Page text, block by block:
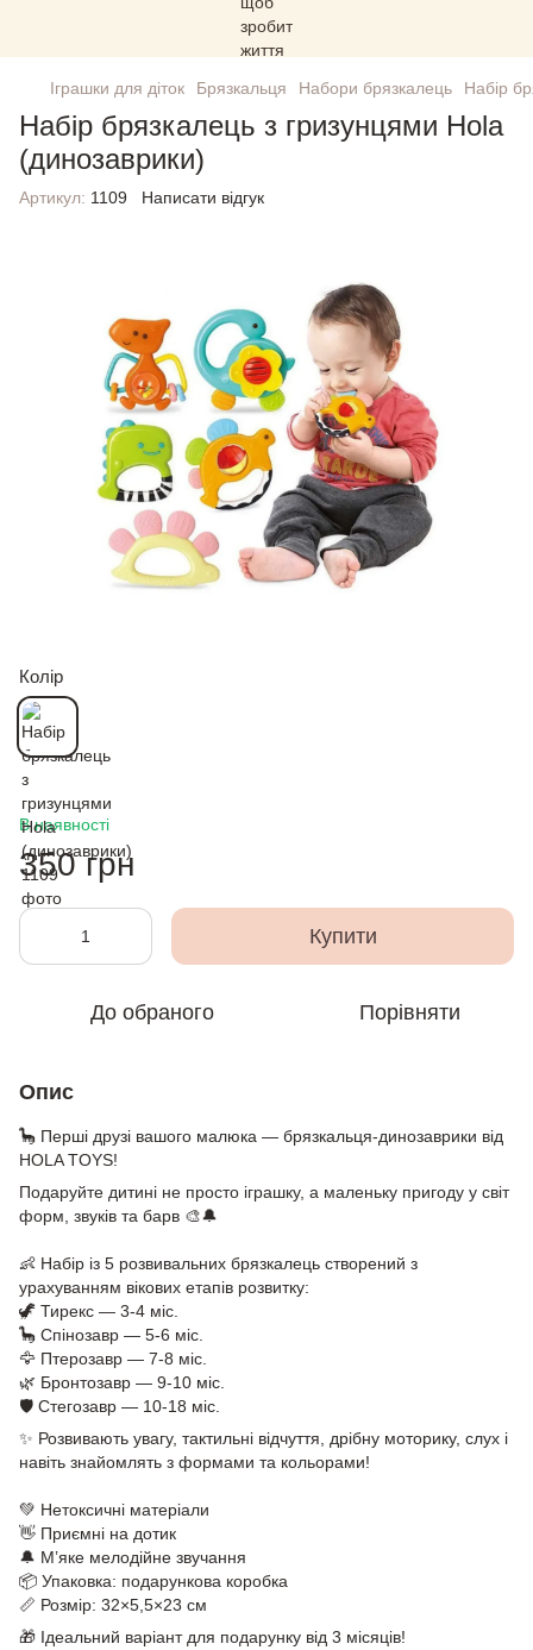
Іграшки для діток Брязкальця Набори брязкалець Набір
Набір брязкалець з гризунцями Hola
(динозаврики)
Артикул: 1109 Написати відгук
Колір
В наявності
350 грн
Купити
До обраного Порівняти
Опис
🦕 Перші друзі вашого малюка — брязкальця-динозаврики від
HOLA TOYS!
Подаруйте дитині не просто іграшку, а маленьку пригоду у світ
форм, звуків та барв 🎨🔔
👶 Набір із 5 розвивальних брязкалець створений з
урахуванням вікових етапів розвитку:
🦖 Тирекс — 3-4 міс.
🦕 Спінозавр — 5-6 міс.
🦅 Птерозавр — 7-8 міс.
🌿 Бронтозавр — 9-10 міс.
🛡️ Стегозавр — 10-18 міс.
✨ Розвивають увагу, тактильні відчуття, дрібну моторику, слух і
навіть знайомлять з формами та кольорами!
💚 Нетоксичні матеріали
👋 Приємні на дотик
🔔 М’яке мелодійне звучання
📦 Упаковка: подарункова коробка
📏 Розмір: 32×5,5×23 см
🎁 Ідеальний варіант для подарунку від 3 місяців!